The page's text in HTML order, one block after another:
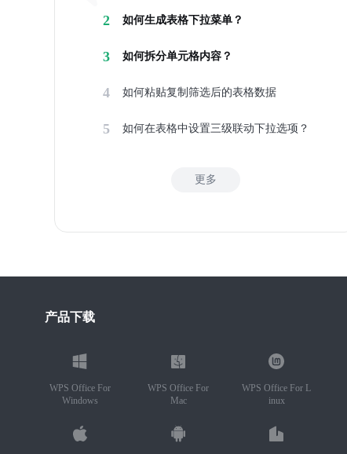
2 如何生成表格下拉菜单？
3 如何拆分单元格内容？
4 如何粘贴复制筛选后的表格数据
5 如何在表格中设置三级联动下拉选项？
更多
产品下载
WPS Office For
Windows
WPS Office For
Mac
WPS Office For L
inux